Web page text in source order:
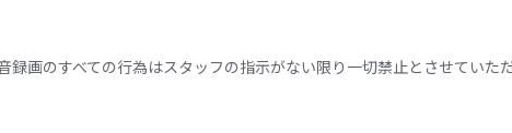
画のすべての行為はスタッフの指示がない限り一切禁止とさせていた